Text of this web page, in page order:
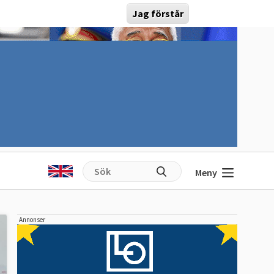
Jag förstår
Meny
Annonser